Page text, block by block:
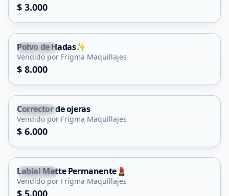
$ 3.000
Capital
Polvo de Hadas✨
Vendido por Frigma Maquillajes
$ 8.000
Capital
Corrector de ojeras
Vendido por Frigma Maquillajes
$ 6.000
Capital
Labial Matte Permanente💄
Vendido por Frigma Maquillajes
$ 5.000